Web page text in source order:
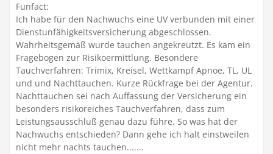
Funfact:
Ich habe für den Nachwuchs eine UV verbunden mit einer
Dienstunfähigkeitsversicherung abgeschlossen.
Wahrheitsgemäß wurde tauchen angekreutzt. Es kam ein
Fragebogen zur Risikoermittlung. Besondere
Tauchverfahren: Trimix, Kreisel, Wettkampf Apnoe, TL, UL
und und Nachttauchen. Kurze Rückfrage bei der Agentur.
Nachttauchen sei nach Auffassung der Versicherung ein
besonders risikoreiches Tauchverfahren, dass zum
Leistungsausschluß genau dazu führe. So was hat der
Nachwuchs entschieden? Dann gehe ich halt einstweilen
nicht mehr nachts tauchen.......